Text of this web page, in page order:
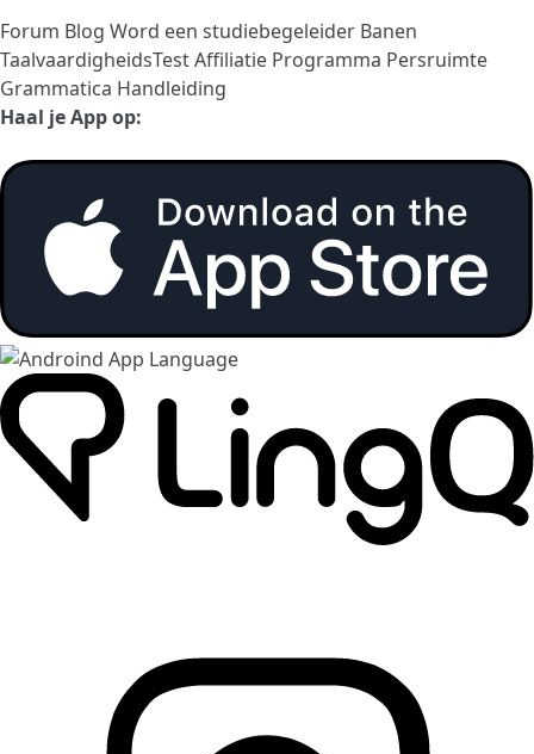
Forum Blog Word een studiebegeleider Banen
TaalvaardigheidsTestAffiliatie Programma Persruimte
Grammatica Handleiding
Haal je App op: